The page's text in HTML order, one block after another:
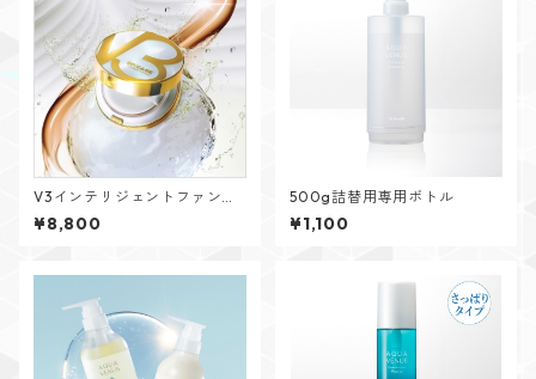
V3インテリジェントファンデ
ーション レフィル
¥8,800
500g詰替用専用ボトル
¥1,100